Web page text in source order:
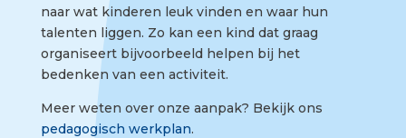
naar wat kinderen leuk vinden en waar hun
talenten liggen. Zo kan een kind dat graag
organiseert bijvoorbeeld helpen bij het
bedenken van een activiteit.
Meer weten over onze aanpak? Bekijk ons
pedagogisch werkplan.